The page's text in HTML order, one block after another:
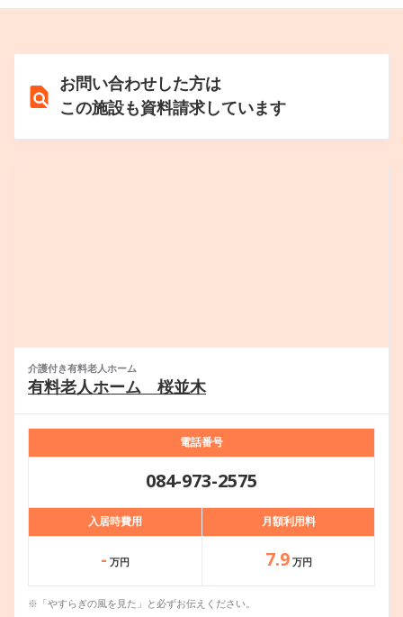
お問い合わせした方は
この施設も資料請求しています
介護付き有料老人ホーム
有料老人ホーム 桜並木
電話番号
084-973-2575
入居時費用 月額利用料
- 万円 7.9 万円
※「やすらぎの風を見た」と必ずお伝えください。